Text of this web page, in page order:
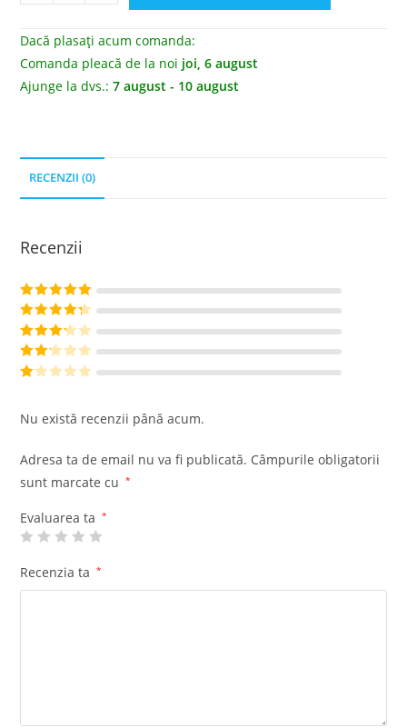
Dacă plasați acum comanda:
Comanda pleacă de la noi joi, 6 august
Ajunge la dvs.:7 august - 10 august
RECENZII (0)
Recenzii
Evaluat la5
din 5
Evaluat la
4din 5
Evaluat
la3din
Evalu
1
n
Nu există recenzii până acum.
Adresa ta de email nu va fi publicată. Câmpurile obligatorii
sunt marcate cu
*
Evaluarea ta *
Recenzia ta *